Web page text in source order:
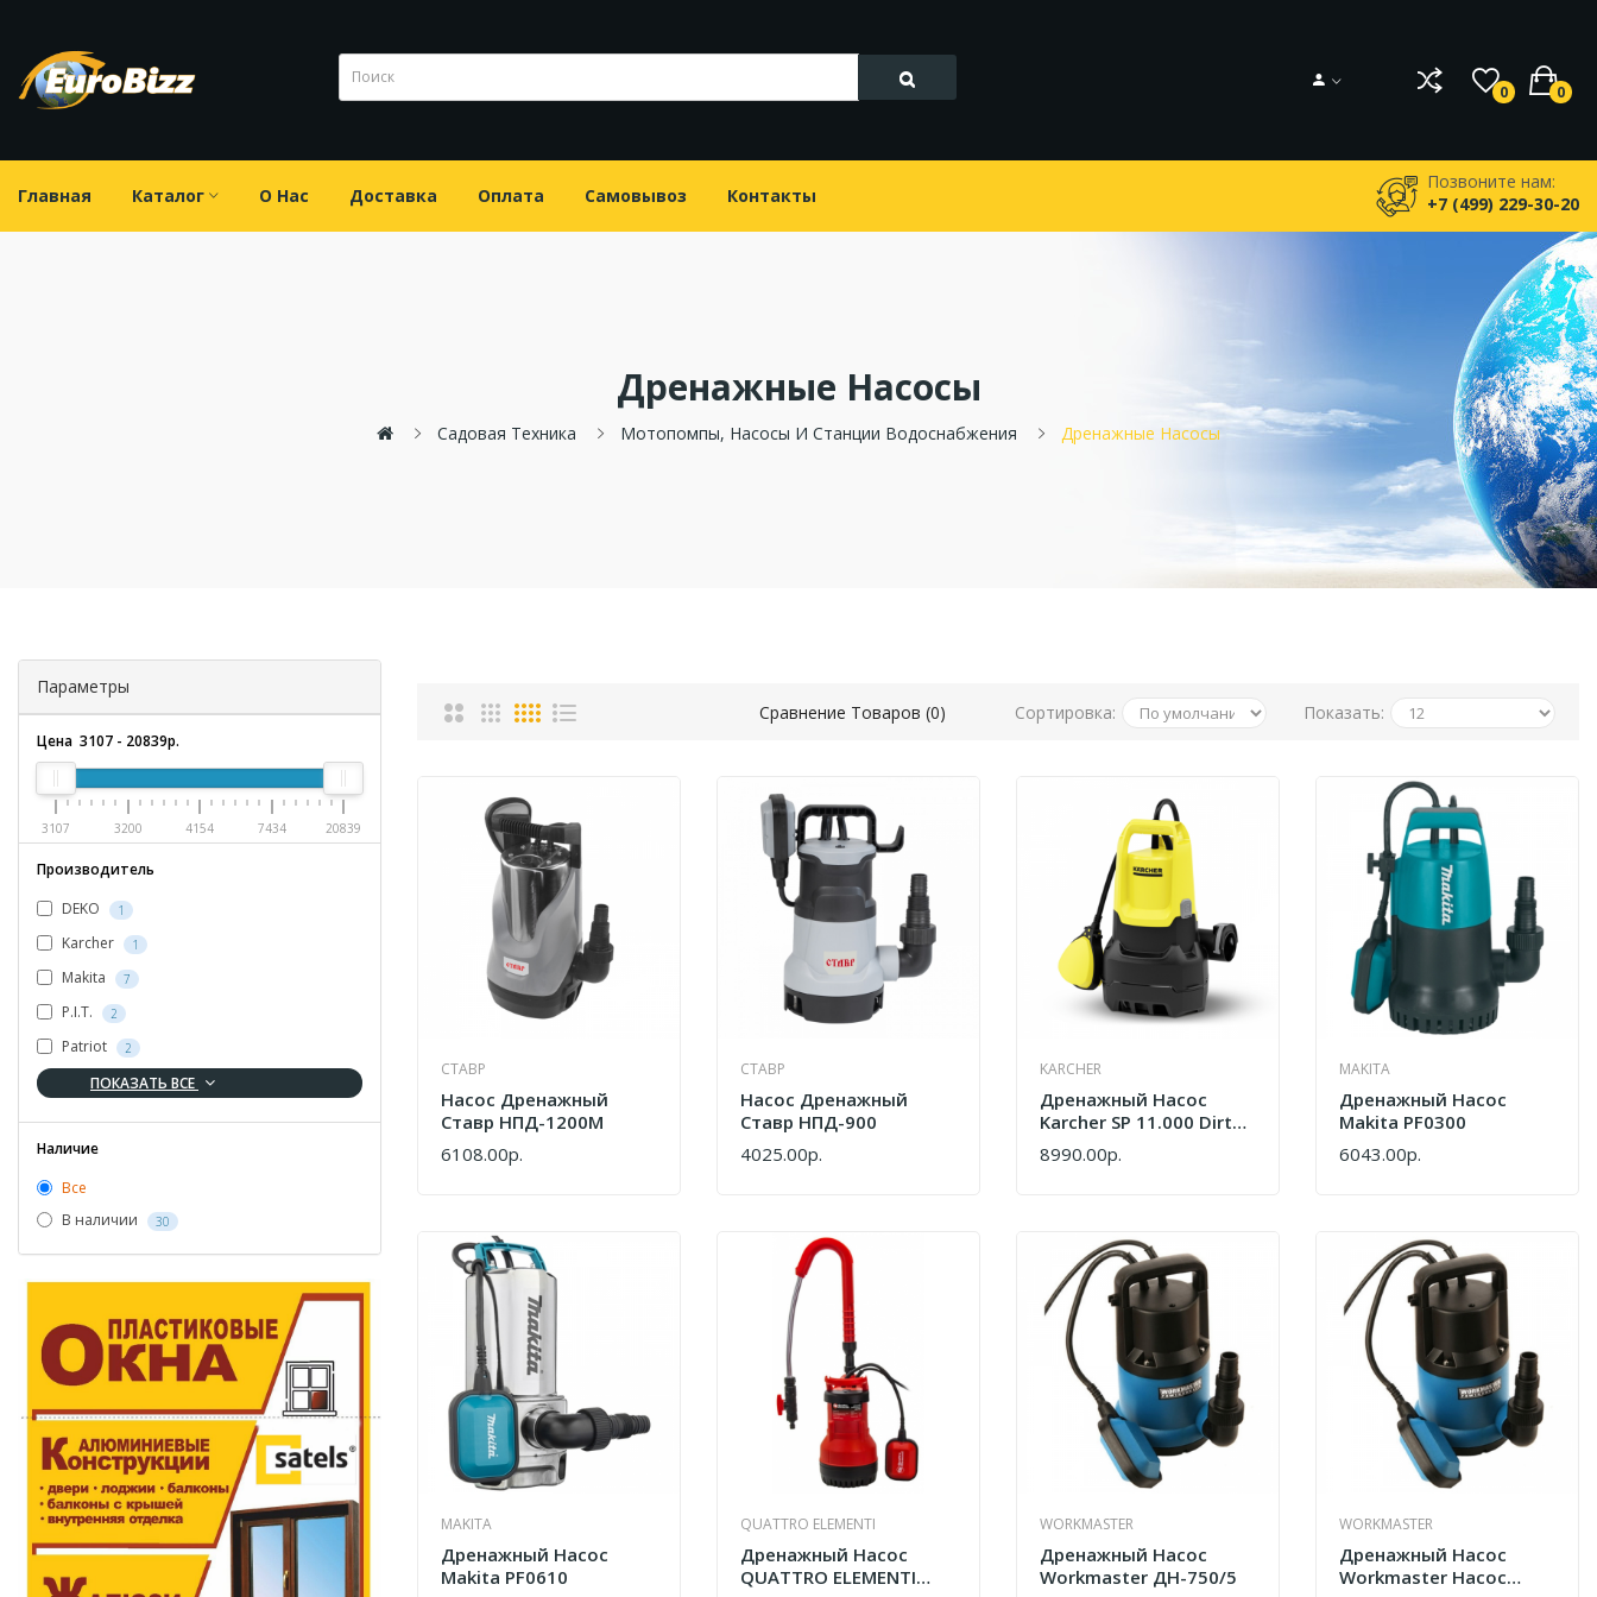
0 0
Главная Каталог О Нас Доставка Оплата Самовывоз Контакты
Позвоните нам:
+7 (499) 229-30-20
Дренажные Насосы
Садовая Техника Мотопомпы, Насосы И Станции Водоснабжения Дренажные Насосы
Параметры
Цена 3107 - 20839р.
3107 3200 4154 7434 20839
Производитель
DEKO
1
Karcher 1
Makita 7
P.I.T. 2
Patriot 2
ПОКАЗАТЬ ВСЕ
Наличие
Все
В наличии
30
Сравнение Товаров (0) Сортировка: Показать:
СТАВР
Насос Дренажный
Ставр НПД-1200М
6108.00р.
КУПИТЬ
СТАВР
Насос Дренажный
Ставр НПД-900
4025.00р.
КУПИТЬ
KARCHER
Дренажный Насос
Karcher SP 11.000 Dirt
1.645-820
8990.00р.
КУПИТЬ
MAKITA
Дренажный Насос
Makita PF0300
6043.00р.
КУПИТЬ
MAKITA
Дренажный Насос
Makita PF0610
QUATTRO ELEMENTI
Дренажный Насос
QUATTRO ELEMENTI
WORKMASTER
Дренажный Насос
Workmaster ДН-750/5
WORKMASTER
Дренажный Насос
Workmaster Насос